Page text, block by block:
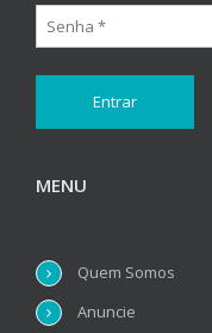
MENU
Quem Somos
Anuncie